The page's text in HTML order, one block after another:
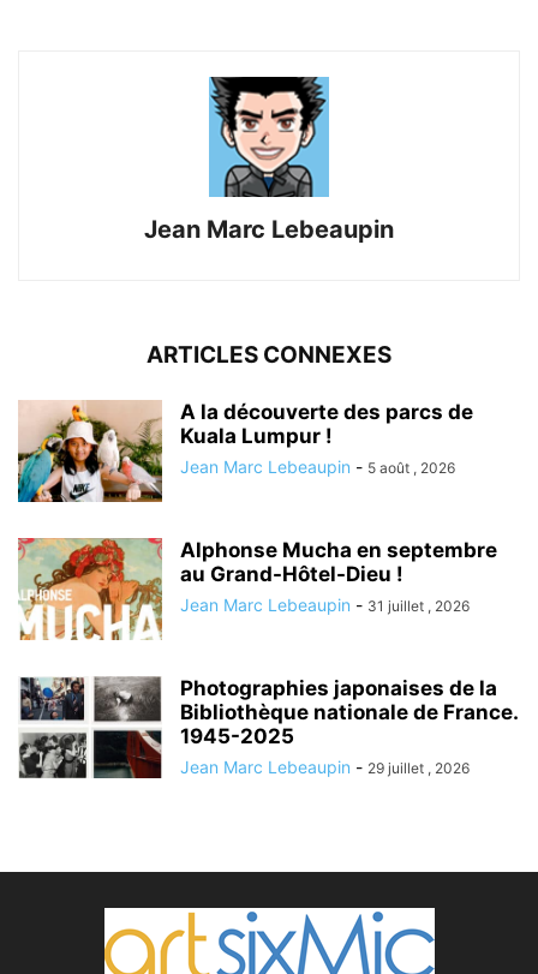
Jean Marc Lebeaupin
ARTICLES CONNEXES
A la découverte des parcs de
Kuala Lumpur !
Jean Marc Lebeaupin - 5 août , 2026
Alphonse Mucha en septembre
au Grand-Hôtel-Dieu !
Jean Marc Lebeaupin - 31 juillet , 2026
Photographies japonaises de la
Bibliothèque nationale de France.
1945-2025
Jean Marc Lebeaupin - 29 juillet , 2026